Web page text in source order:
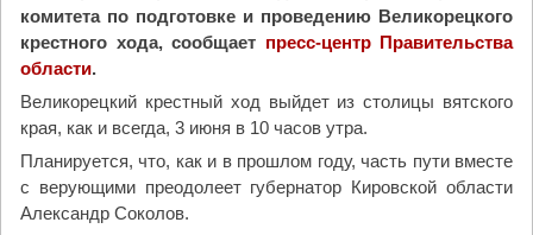
к
й
в
о
е
н
комитета по подготовке и проведению Великорецкого
крестного хода, сообщает пресс-центр Правительства
области.
Великорецкий крестный ход выйдет из столицы вятского
края, как и всегда, 3 июня в 10 часов утра.
Планируется, что, как и в прошлом году, часть пути вместе
с верующими преодолеет губернатор Кировской области
Александр Соколов.